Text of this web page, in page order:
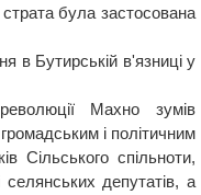
була застосована
в Бутирській в'язниці у
Махно зумів
і політичним
Сільського спільноти,
депутатів, а